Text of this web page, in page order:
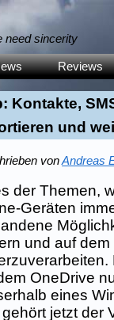
need sincerity
Reviews
Kontakte,
und
vonAndreas
der Themen,
Geräten
und auf
OneDrive
eines
jetzt der